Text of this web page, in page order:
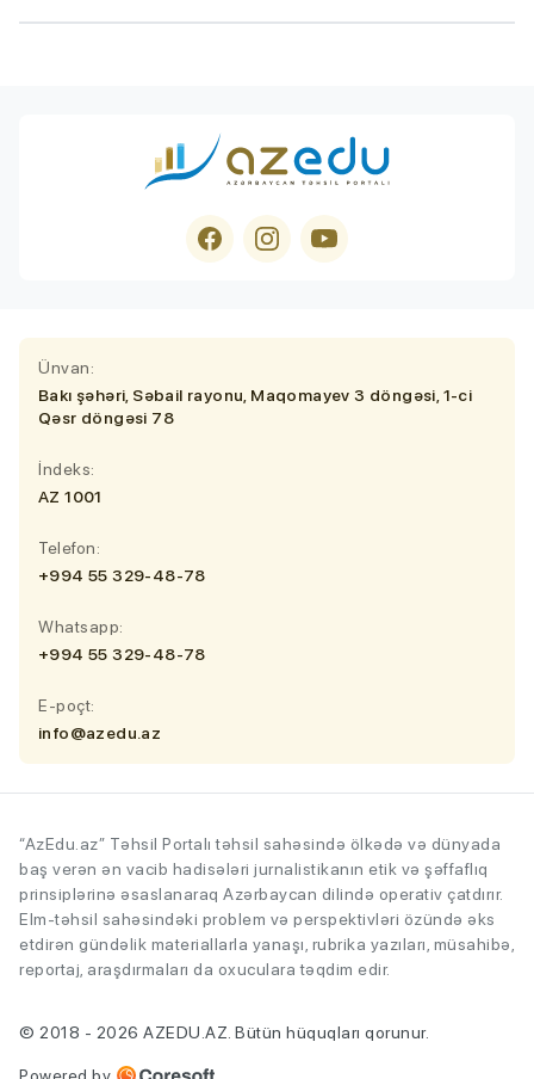
Ünvan:
Bakı şəhəri, Səbail rayonu, Maqomayev 3 döngəsi, 1-ci
Qəsr döngəsi 78
İndeks:
AZ 1001
Telefon:
+994 55 329-48-78
Whatsapp:
+994 55 329-48-78
E-poçt:
info@azedu.az
“AzEdu.az” Təhsil Portalı təhsil sahəsində ölkədə və dünyada
baş verən ən vacib hadisələri jurnalistikanın etik və şəffaflıq
prinsiplərinə əsaslanaraq Azərbaycan dilində operativ çatdırır.
Elm-təhsil sahəsindəki problem və perspektivləri özündə əks
etdirən gündəlik materiallarla yanaşı, rubrika yazıları, müsahibə,
reportaj, araşdırmaları da oxuculara təqdim edir.
© 2018 - 2026 AZEDU.AZ. Bütün hüquqları qorunur.
Powered by